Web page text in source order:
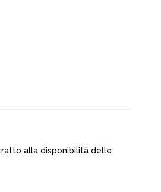
alla disponibilità delle